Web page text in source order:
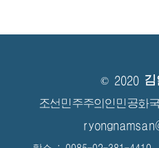
© 2020
조선민주주의인민공화